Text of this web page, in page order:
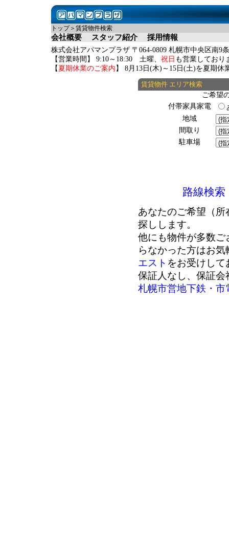
トップ＞賃貸物件検索
会社概要 スタッフ紹介 採用情報
株式会社アパマンプラザ 〒064-0809 札幌市中央区南9
【営業時間】 9:10～18:30 土曜、 祝日 も営業しており
【 夏期休業のご案内 】 8月13日(木)～15日(土)を夏期休
賃貸物件 エリア検索
ご希望
付帯家具家電
地域
間取り
駐車場
路線検索
あなたのご希望（
探しします。
他にも物件が多数
らなかった方はお
エスト をお受けして
保証人なし、保証
札幌市営地下鉄・市